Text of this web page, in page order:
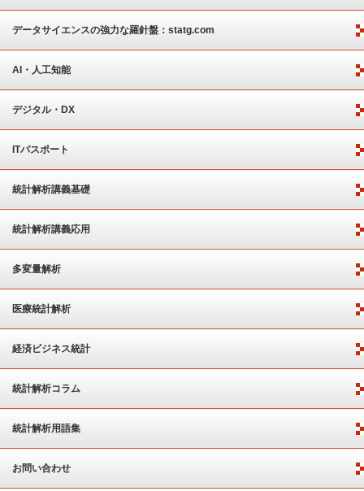
ート
データサイエンスの強力な羅針盤：statg.com
AI・人工知能
デジタル・DX
ITパスポート
統計解析講義基礎
統計解析講義応用
多変量解析
医療統計解析
経済ビジネス統計
統計解析コラム
統計解析用語集
お問い合わせ